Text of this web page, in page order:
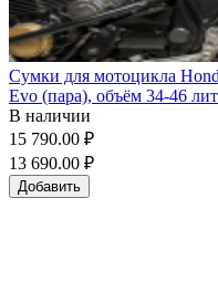
Сумки для мотоцикла
Evo (пара), объём 34-46
В наличии
15 790.00 ₽
13 690.00 ₽
Добавить